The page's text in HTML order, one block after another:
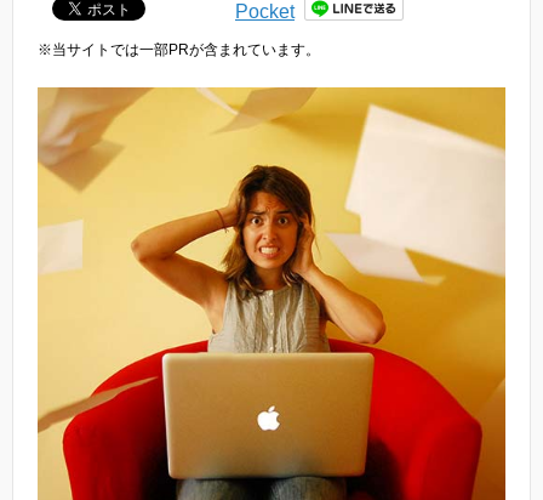
Pocket
※当サイトでは一部PRが含まれています。